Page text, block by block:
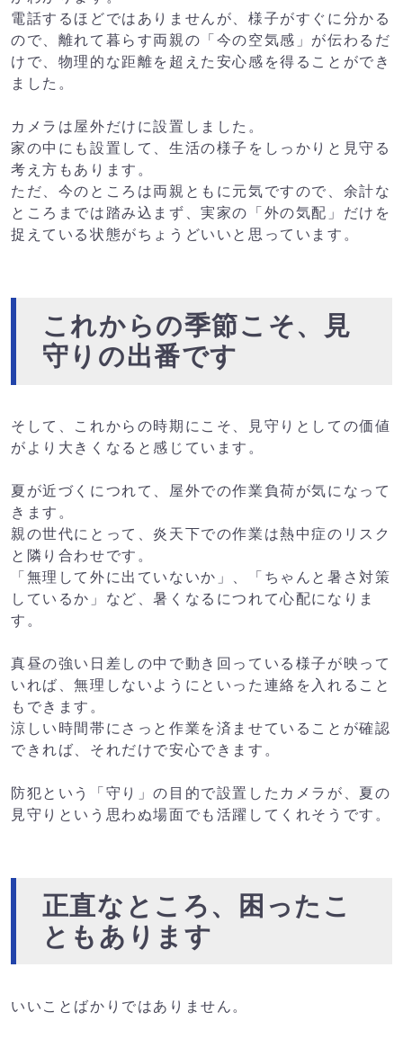
電話するほどではありませんが、様子がすぐに分かる
ので、離れて暮らす両親の「今の空気感」が伝わるだ
けで、物理的な距離を超えた安心感を得ることができ
ました。
カメラは屋外だけに設置しました。
家の中にも設置して、生活の様子をしっかりと見守る
考え方もあります。
ただ、今のところは両親ともに元気ですので、余計な
ところまでは踏み込まず、実家の「外の気配」だけを
捉えている状態がちょうどいいと思っています。
これからの季節こそ、見
守りの出番です
そして、これからの時期にこそ、見守りとしての価値
がより大きくなると感じています。
夏が近づくにつれて、屋外での作業負荷が気になって
きます。
親の世代にとって、炎天下での作業は熱中症のリスク
と隣り合わせです。
「無理して外に出ていないか」、「ちゃんと暑さ対策
しているか」など、暑くなるにつれて心配になりま
す。
真昼の強い日差しの中で動き回っている様子が映って
いれば、無理しないようにといった連絡を入れること
もできます。
涼しい時間帯にさっと作業を済ませていることが確認
できれば、それだけで安心できます。
防犯という「守り」の目的で設置したカメラが、夏の
見守りという思わぬ場面でも活躍してくれそうです。
正直なところ、困ったこ
ともあります
いいことばかりではありません。